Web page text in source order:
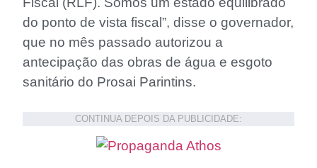
do ponto de vista fiscal”, disse o governador,
que no mês passado autorizou a
antecipação das obras de água e esgoto
sanitário do Prosai Parintins.
CONTINUA DEPOIS DA PUBLICIDADE: